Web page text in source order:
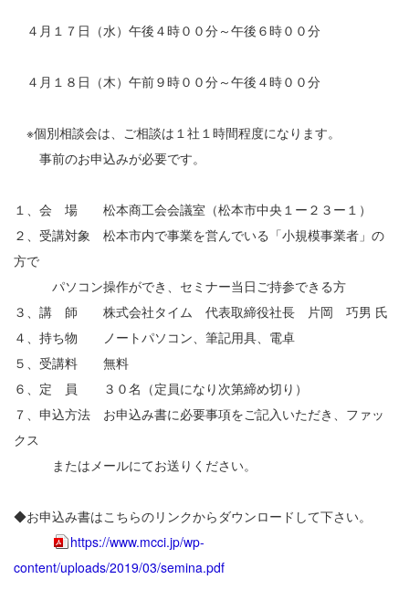
４月１７日（水）午後４時００分～午後６時００分
４月１８日（木）午前９時００分～午後４時００分
※個別相談会は、ご相談は１社１時間程度になります。
事前のお申込みが必要です。
１、会 場 松本商工会会議室（松本市中央１ー２３ー１）
２、受講対象 松本市内で事業を営んでいる「小規模事業者」の
方で
パソコン操作ができ、セミナー当日ご持参できる方
３、講 師 株式会社タイム 代表取締役社長 片岡 巧男 氏
４、持ち物 ノートパソコン、筆記用具、電卓
５、受講料 無料
６、定 員 ３０名（定員になり次第締め切り）
７、申込方法 お申込み書に必要事項をご記入いただき、ファッ
クス
またはメールにてお送りください。
◆お申込み書はこちらのリンクからダウンロードして下さい。
https://www.mcci.jp/wp-
content/uploads/2019/03/semina.pdf